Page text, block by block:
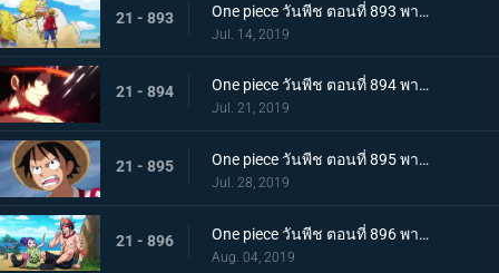
21 - 893 One piece วันพีช ตอนที่ 893 พากย์ไทย โอทามะปรากฏตัว ลูฟี่ vs ทหารไคโด!
Jul. 14, 2019
21 - 894 One piece วันพีช ตอนที่ 894 พากย์ไทย จะต้องมาแน่ๆ ตำนานเอสที่แคว้นวาโนะ!
Jul. 21, 2019
21 - 895 One piece วันพีช ตอนที่ 895 พากย์ไทย ตอนพิเศษ! นักล่าค่าหัวสุดแกร่ง ซีดอล
Jul. 28, 2019
21 - 896 One piece วันพีช ตอนที่ 896 พากย์ไทย ตอนพิเศษ! ศึกตัดสินระหว่างลูฟี่และเจ้าแห่งแก๊ส
Aug. 04, 2019